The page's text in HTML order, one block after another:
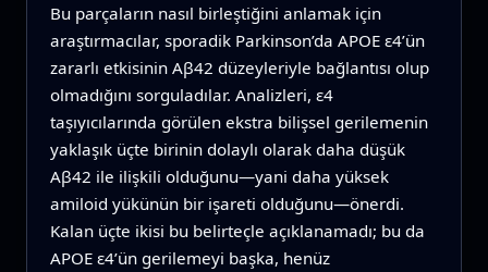
Bu parçaların nasıl birleştiğini anlamak için
araştırmacılar, sporadik Parkinson’da APOE ε4’ün
zararlı etkisinin Aβ42 düzeyleriyle bağlantısı olup
olmadığını sorguladılar. Analizleri, ε4
taşıyıcılarında görülen ekstra bilişsel gerilemenin
yaklaşık üçte birinin dolaylı olarak daha düşük
Aβ42 ile ilişkili olduğunu—yani daha yüksek
amiloid yükünün bir işareti olduğunu—önerdi.
Kalan üçte ikisi bu belirteçle açıklanamadı; bu da
APOE ε4’ün gerilemeyi başka, henüz